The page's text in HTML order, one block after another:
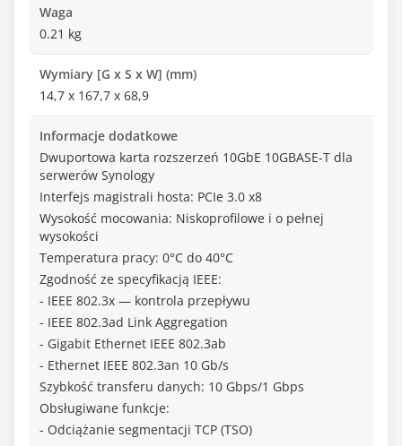
Waga
0.21 kg
Wymiary [G x S x W] (mm)
14,7 x 167,7 x 68,9
Informacje dodatkowe
Dwuportowa karta rozszerzeń 10GbE 10GBASE-T dla
serwerów Synology
Interfejs magistrali hosta: PCIe 3.0 x8
Wysokość mocowania: Niskoprofilowe i o pełnej
wysokości
Temperatura pracy: 0°C do 40°C
Zgodność ze specyfikacją IEEE:
- IEEE 802.3x — kontrola przepływu
- IEEE 802.3ad Link Aggregation
- Gigabit Ethernet IEEE 802.3ab
- Ethernet IEEE 802.3an 10 Gb/s
Szybkość transferu danych: 10 Gbps/1 Gbps
Obsługiwane funkcje:
- Odciążanie segmentacji TCP (TSO)